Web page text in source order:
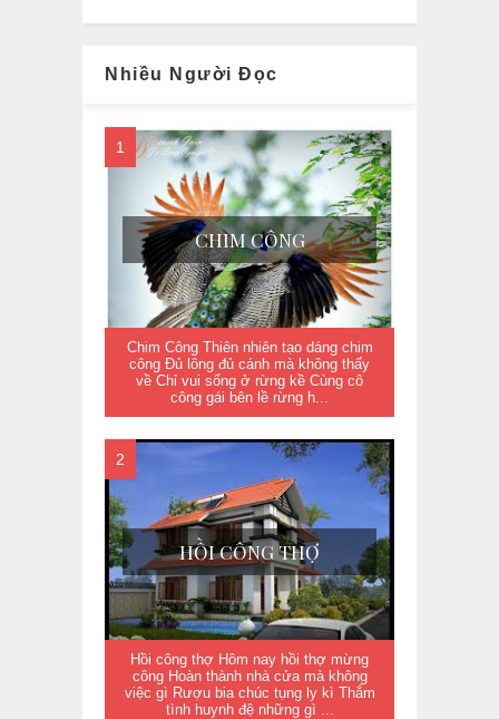
Nhiều Người Đọc
CHIM CÔNG
Chim Công Thiên nhiên tạo dáng chim
công Đủ lông đủ cánh mà không thấy
về Chỉ vui sống ở rừng kề Cùng cô
công gái bên lề rừng h...
HỒI CÔNG THỢ
Hồi công thợ Hôm nay hồi thợ mừng
công Hoàn thành nhà cửa mà không
việc gì Rượu bia chúc tụng ly kì Thắm
tình huynh đệ những gì ...